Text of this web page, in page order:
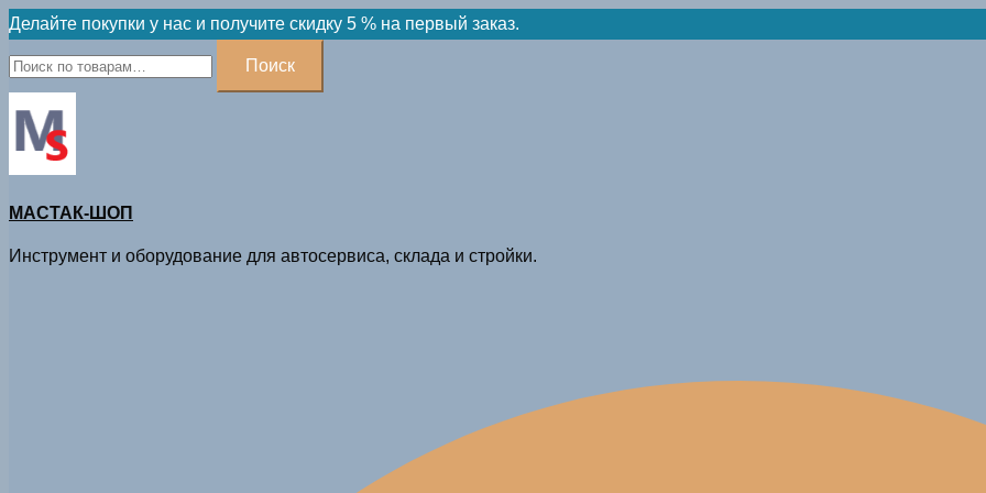
Skip
to
content
Делайте покупки у нас и получите скидку 5 % на первый заказ.
Искать:
Поиск
МАСТАК-ШОП
Инструмент и оборудование для автосервиса, склада и стройки.